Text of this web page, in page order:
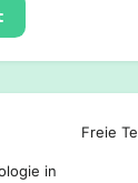
in
Freie